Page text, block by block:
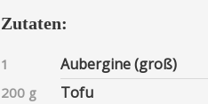
Zutaten:
1 Aubergine (groß)
200 g Tofu